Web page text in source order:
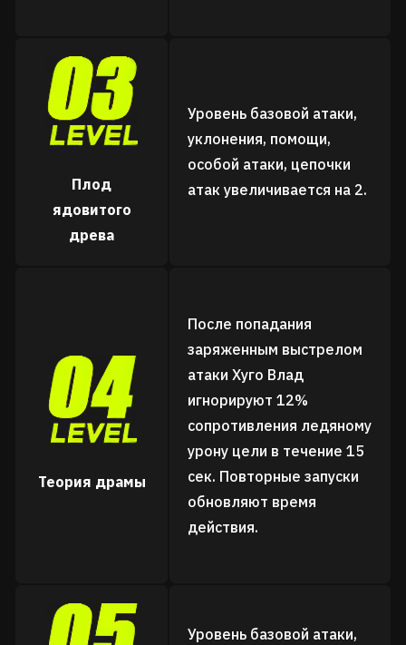
Плод
ядовитого
древа
Уровень базовой атаки,
уклонения, помощи,
особой атаки, цепочки
атак увеличивается на 2.
Теория драмы
После попадания
заряженным выстрелом
атаки Хуго Влад
игнорируют 12%
сопротивления ледяному
урону цели в течение 15
сек. Повторные запуски
обновляют время
действия.
Уровень базовой атаки,